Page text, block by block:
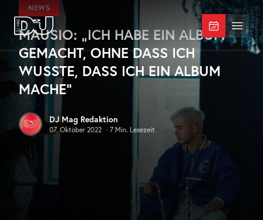
Zum Hauptinhalt springen
DJ Mag Germany Menü
NEWS
MAUSIO: „ICH HABE EIN ALBUM
GEMACHT, OHNE DASS ICH
WUSSTE, DASS ICH EIN ALBUM
MACHE“
DJ Mag Redaktion
07. Oktober 2022 · 7 Min. Lesezeit